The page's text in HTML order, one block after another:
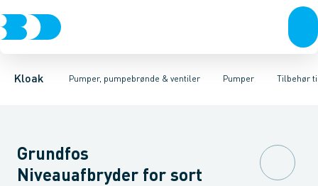
Kloak Pumper, pumpebrønde & ventiler
Rør & fittingsBrøndeBrøndgodsLinjeafvandingTanke,
Pumper
Pumpebrønde til gråt spildevandPumpebrønde til sortTilbehør
KælderpumperEntreprenør pumperPumper til sort
Grundfos
Niveauafbryder for sort